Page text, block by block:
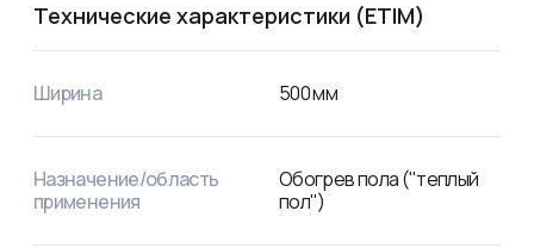
Технические характеристики (ETIM)
Ширина 500мм
Назначение/область
применения
Обогрев пола ("теплый
пол")